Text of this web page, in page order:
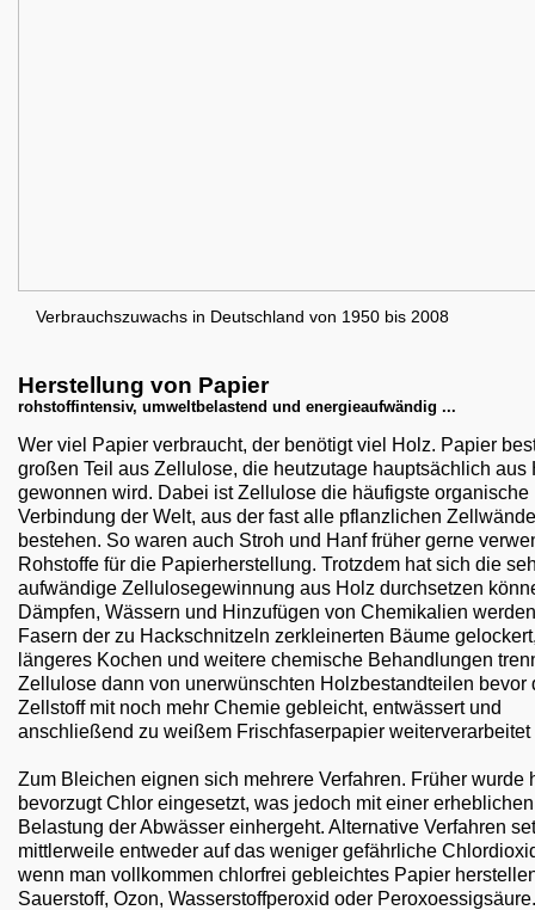
Verbrauchszuwachs in Deutschland von 1950 bis 2008
Herstellung von Papier
rohstoffintensiv, umweltbelastend und energieaufwändig ...
Wer viel Papier verbraucht, der benötigt viel Holz. Papier
großen Teil aus Zellulose, die heutzutage hauptsächlich aus
gewonnen wird. Dabei ist Zellulose die häufigste organische
Verbindung der Welt, aus der fast alle pflanzlichen Zellwände
bestehen. So waren auch Stroh und Hanf früher gerne
Rohstoffe für die Papierherstellung. Trotzdem hat sich die
aufwändige Zellulosegewinnung aus Holz durchsetzen
Dämpfen, Wässern und Hinzufügen von Chemikalien
Fasern der zu Hackschnitzeln zerkleinerten Bäume
längeres Kochen und weitere chemische Behandlungen
Zellulose dann von unerwünschten Holzbestandteilen bevor
Zellstoff mit noch mehr Chemie gebleicht, entwässert und
anschließend zu weißem Frischfaserpapier weiterverarbeitet
Zum Bleichen eignen sich mehrere Verfahren. Früher wurde
bevorzugt Chlor eingesetzt, was jedoch mit einer erheblichen
Belastung der Abwässer einhergeht. Alternative Verfahren
mittlerweile entweder auf das weniger gefährliche
wenn man vollkommen chlorfrei gebleichtes Papier
Sauerstoff, Ozon, Wasserstoffperoxid oder Peroxoessigsäure.